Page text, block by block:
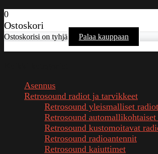
0
Ostoskori
Ostoskorisi on tyhjä Palaa kauppaan
Asennus
Retrosound radiot ja tarvikkeet
Retrosound yleismalliset radiot
Retrosound
Retrosound kustomoitavat
Retrosound radioantennit
Retrosound kaiuttimet